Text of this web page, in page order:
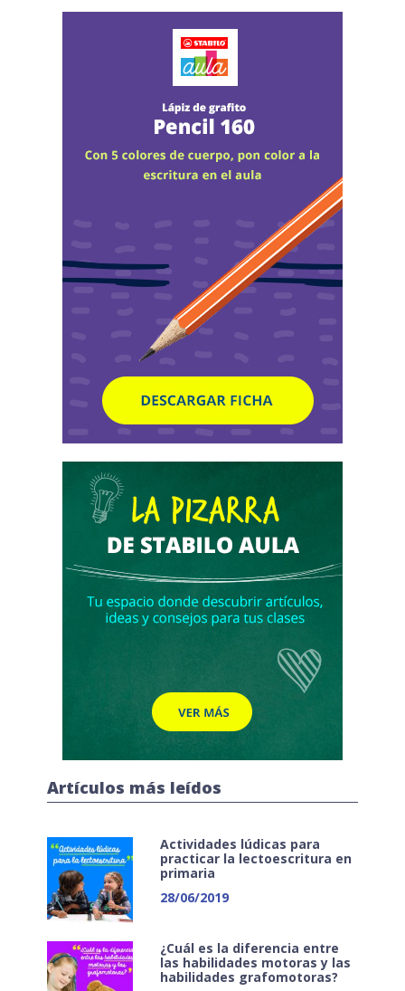
Artículos más leídos
Actividades lúdicas para
practicar la lectoescritura en
primaria
28/06/2019
¿Cuál es la diferencia entre
las habilidades motoras y las
habilidades grafomotoras?